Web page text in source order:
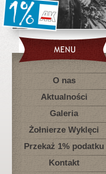
O nas
Aktualności
Galeria
Żołnierze Wyklęci
Przekaż 1% podatku
Kontakt